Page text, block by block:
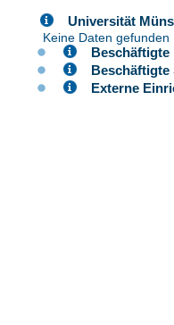
Universität
Keine Daten gefunden
Externe